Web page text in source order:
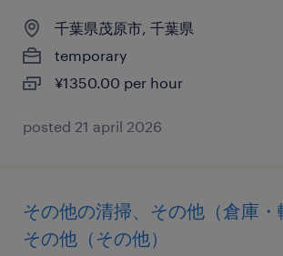
千葉県茂原市, 千葉県
temporary
¥1350.00 per hour
posted 21 april 2026
その他の清掃、その他（倉庫・
その他（その他）